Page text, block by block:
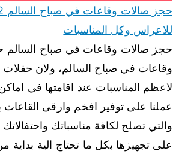
للاعراس وكل المناسبات
حجز صالات وقاعات في صباح السالم
وقاعات في صباح السالم، ولان حفلات
لاعظم المناسبات عند اقامتها في
عملنا على توفير افخم وارقى القاعات
والتي تصلح لكافة مناسباتك
على تجهيزها بكل ما تحتاج الية